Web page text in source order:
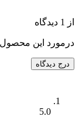
از 1 دیدگاه
درمورد این محصول
درج دیدگاه
5.0